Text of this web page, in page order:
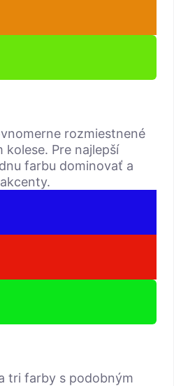
rozmiestnené
kolese. Pre najlepší
farbu dominovať a
tri farby s podobným